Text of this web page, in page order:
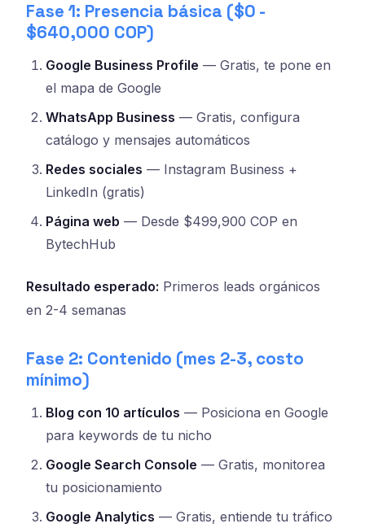
Fase 1: Presencia básica ($0 -
$640,000 COP)
Google Business Profile — Gratis, te pone en
el mapa de Google
WhatsApp Business — Gratis, configura
catálogo y mensajes automáticos
Redes sociales — Instagram Business +
LinkedIn (gratis)
Página web — Desde $499,900 COP en
BytechHub
Resultado esperado: Primeros leads orgánicos
en 2-4 semanas
Fase 2: Contenido (mes 2-3, costo
mínimo)
Blog con 10 artículos — Posiciona en Google
para keywords de tu nicho
Google Search Console — Gratis, monitorea
tu posicionamiento
Google Analytics — Gratis, entiende tu tráfico